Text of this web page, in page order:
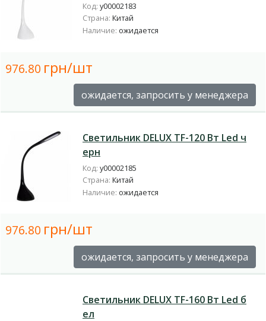
Код: у00002183
Страна: Китай
Наличие: ожидается
976.80 грн/шт
ожидается, запросить у менеджера
Светильник DELUX TF-120 Вт Led ч
ерн
Код: у00002185
Страна: Китай
Наличие: ожидается
976.80 грн/шт
ожидается, запросить у менеджера
Светильник DELUX TF-160 Вт Led б
ел